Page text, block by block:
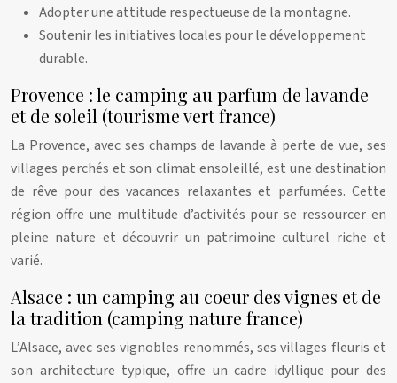
Adopter une attitude respectueuse de la montagne.
Soutenir les initiatives locales pour le développement
durable.
Provence : le camping au parfum de lavande
et de soleil (tourisme vert france)
La Provence, avec ses champs de lavande à perte de vue, ses
villages perchés et son climat ensoleillé, est une destination
de rêve pour des vacances relaxantes et parfumées. Cette
région offre une multitude d’activités pour se ressourcer en
pleine nature et découvrir un patrimoine culturel riche et
varié.
Alsace : un camping au coeur des vignes et de
la tradition (camping nature france)
L’Alsace, avec ses vignobles renommés, ses villages fleuris et
son architecture typique, offre un cadre idyllique pour des